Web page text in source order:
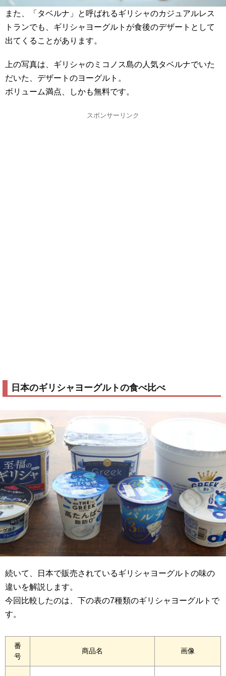
また、「タベルナ」と呼ばれるギリシャのカジュアルレス
トランでも、ギリシャヨーグルトが食後のデザートとして
出てくることがあります。
上の写真は、ギリシャのミコノス島の人気タベルナでいた
だいた、デザートのヨーグルト。
ボリューム満点、しかも無料です。
スポンサーリンク
日本のギリシャヨーグルトの食べ比べ
続いて、日本で販売されているギリシャヨーグルトの味の
違いを解説します。
今回比較したのは、下の表の7種類のギリシャヨーグルトで
す。
番
号
商品名 画像